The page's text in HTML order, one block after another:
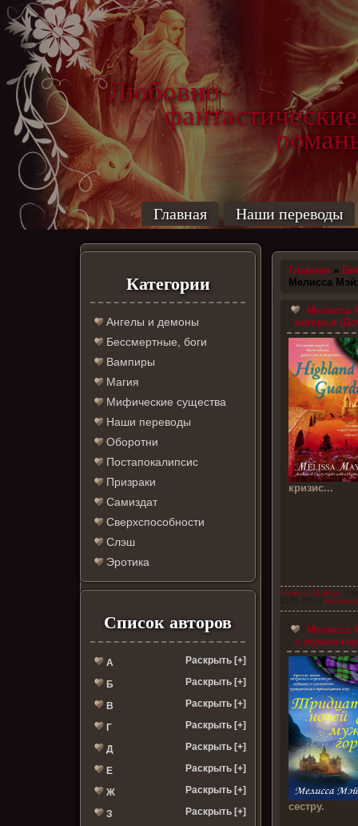
Любовно-
фантастические
Главная Наши переводы
Категории
Ангелы и демоны
Бессмертные, боги
Вампиры
Магия
Мифические существа
Наши переводы
Оборотни
Постапокалипсис
Призраки
Самиздат
Сверхспособности
Слэш
Эротика
Список авторов
А Раскрыть [+]
Б Раскрыть [+]
В Раскрыть [+]
Г Раскрыть [+]
Д Раскрыть [+]
Е Раскрыть [+]
Ж Раскрыть [+]
З Раскрыть [+]
Главная »
Мелисса
Мелисса
нагорья
кризис...
Мелисса Мэйхью
Мелисса
с мужем-
сестру.